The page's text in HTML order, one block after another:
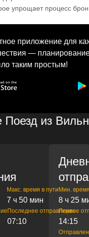
упрощает процесс
приложение для
—
таким простым!
Поезд из
Макс. время в пути
7 ч 50 мин
Последнее отправление
07:10
Мин.
8 ч 25
Первое
14:15